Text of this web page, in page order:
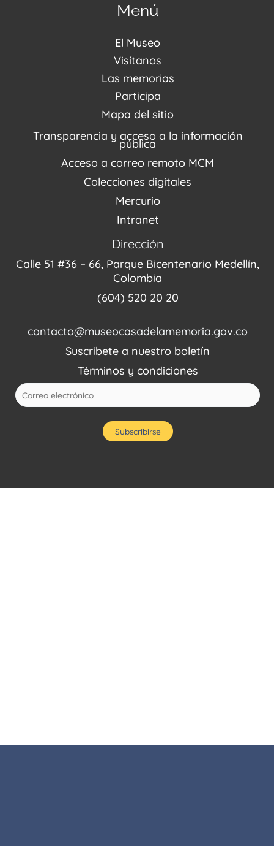
Menú
El Museo
Acerca de nosotros
Noticias
PQRSDF
Visítanos
Visítanos
Reserva tus espacios
Agenda / Programación
Recorridos Virtuales
Las memorias
Centro de Recursos
Repositorio (MUSEO / CASA / MEMORIA)
Narrativas del conflicto
Proyectos
Enlaces de memorias
Fondo Editorial
Participa
Estímulos
Mapa del sitio
Transparencia y acceso a la información
pública
Acceso a correo remoto MCM
Colecciones digitales
Mercurio
Intranet
Dirección
Calle 51 #36 – 66, Parque Bicentenario Medellín,
Colombia
(604) 520 20 20
contacto@museocasadelamemoria.gov.co
Suscríbete a nuestro boletín
Términos y condiciones